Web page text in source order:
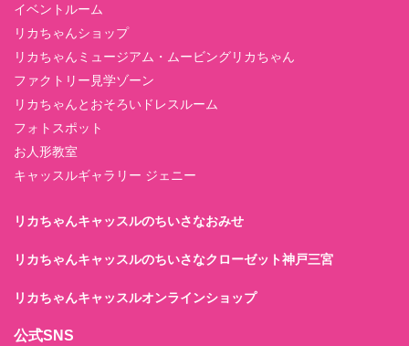
イベントルーム
リカちゃんショップ
リカちゃんミュージアム・ムービングリカちゃん
ファクトリー見学ゾーン
リカちゃんとおそろいドレスルーム
フォトスポット
お人形教室
キャッスルギャラリー ジェニー
リカちゃんキャッスルのちいさなおみせ
リカちゃんキャッスルのちいさなクローゼット神戸三宮
リカちゃんキャッスルオンラインショップ
公式SNS